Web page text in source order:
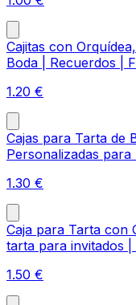
Cajitas con
Boda | Recuerdos |
1.20 €
Cajas para Tarta de
Personalizadas
1.30 €
Caja para Tarta con
tarta para invitados |
1.50 €